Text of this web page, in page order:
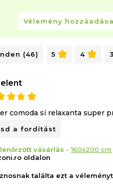
utasításokat.
csomagolt termékek
ki.
Vélemény hozzáadása
(46) 5 4
comoda si relaxanta super
a fordítást
vásárlás -160x200 cm
oldalon
találta ezt a